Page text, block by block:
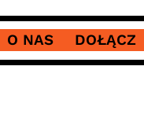
O NAS DOŁĄCZ